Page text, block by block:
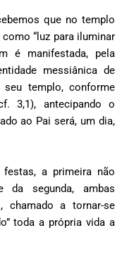
que no templo
“luz para iluminar
é manifestada, pela
messiânica de
templo, conforme
3,1), antecipando o
ao Pai será, um dia,
a primeira não
da segunda, ambas
chamado a tornar-se
toda a própria vida a